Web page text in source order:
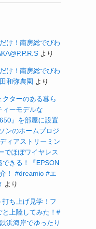
け！南房総でびわ
より
け！南房総でびわ
和弥農園 より
クターのある暮ら
ィーモデルな
』を部屋に設置
ンのホームプロジ
ィアストリーミン
でほぼワイヤレス
きる！『EPSON
！ #dreamio #エ
より
打ち上げ見学！フ
と上陸してみた！#
浜海岸でゆったり